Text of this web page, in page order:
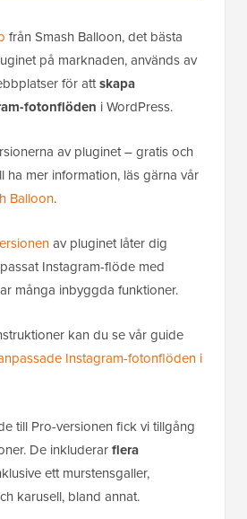
från Smash Balloon, det bästa
på marknaden, används av
för attskapa
fotonflöden i WordPress.
av pluginet – gratis och
ha mer information, läs gärna vår
Balloon.
av pluginet låter dig
Instagram-flöde med
många inbyggda funktioner.
kan du se vår guide
Instagram-fotonflöden i
till Pro-versionen fick vi tillgång
De inkluderarflera
ett murstensgaller,
karusell, bland annat.